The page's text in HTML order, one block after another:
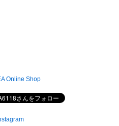
Online Shop